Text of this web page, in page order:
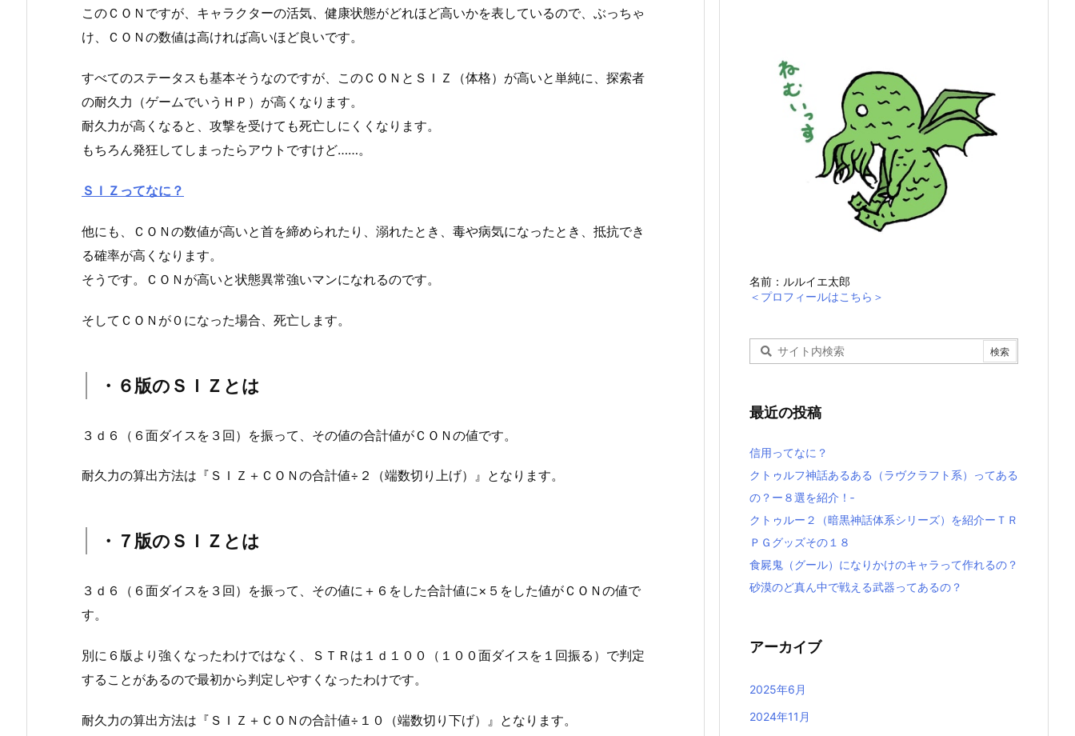
このＣＯＮですが、キャラクターの活気、健康状態がどれほど高いかを表しているので、ぶっちゃ
け、ＣＯＮの数値は高ければ高いほど良いです。
すべてのステータスも基本そうなのですが、このＣＯＮとＳＩＺ（体格）が高いと単純に、探索者
の耐久力（ゲームでいうＨＰ）が高くなります。
耐久力が高くなると、攻撃を受けても死亡しにくくなります。
もちろん発狂してしまったらアウトですけど……。
ＳＩＺってなに？
他にも、ＣＯＮの数値が高いと首を締められたり、溺れたとき、毒や病気になったとき、抵抗でき
る確率が高くなります。
そうです。ＣＯＮが高いと状態異常強いマンになれるのです。
そしてＣＯＮが０になった場合、死亡します。
・６版のＳＩＺとは
３ｄ６（６面ダイスを３回）を振って、その値の合計値がＣＯＮの値です。
耐久力の算出方法は『ＳＩＺ＋ＣＯＮの合計値÷２（端数切り上げ）』となります。
・７版のＳＩＺとは
３ｄ６（６面ダイスを３回）を振って、その値に＋６をした合計値に×５をした値がＣＯＮの値で
す。
別に６版より強くなったわけではなく、ＳＴＲは１ｄ１００（１００面ダイスを１回振る）で判定
することがあるので最初から判定しやすくなったわけです。
耐久力の算出方法は『ＳＩＺ＋ＣＯＮの合計値÷１０（端数切り下げ）』となります。
名前：ルルイエ太郎
＜プロフィールはこちら＞
最近の投稿
信用ってなに？
クトゥルフ神話あるある（ラヴクラフト系）ってある
の？ー８選を紹介！‐
クトゥルー２（暗黒神話体系シリーズ）を紹介ーＴＲ
ＰＧグッズその１８
食屍鬼（グール）になりかけのキャラって作れるの？
砂漠のど真ん中で戦える武器ってあるの？
アーカイブ
2025年6月
2024年11月